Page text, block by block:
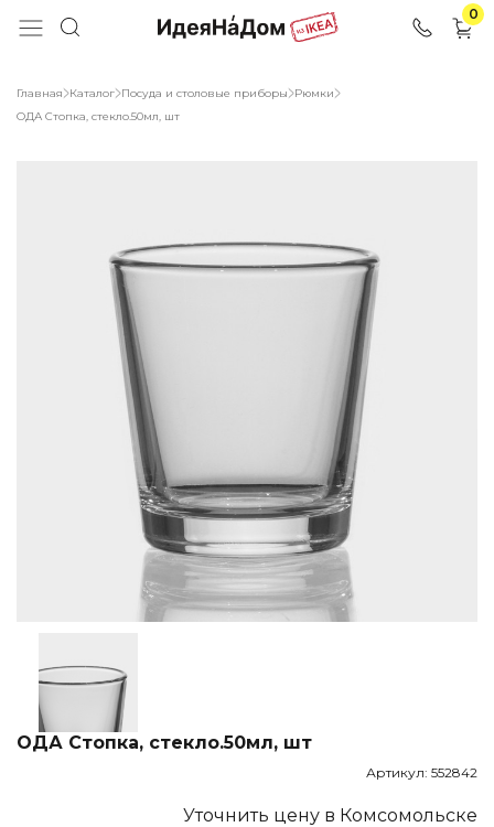
0
Главная Каталог Посуда и столовые приборы
Рюмки
ОДА Стопка, стекло.50мл, шт
ОДА Стопка, стекло.50мл, шт
Артикул: 552842
Уточнить цену в Комсомольске